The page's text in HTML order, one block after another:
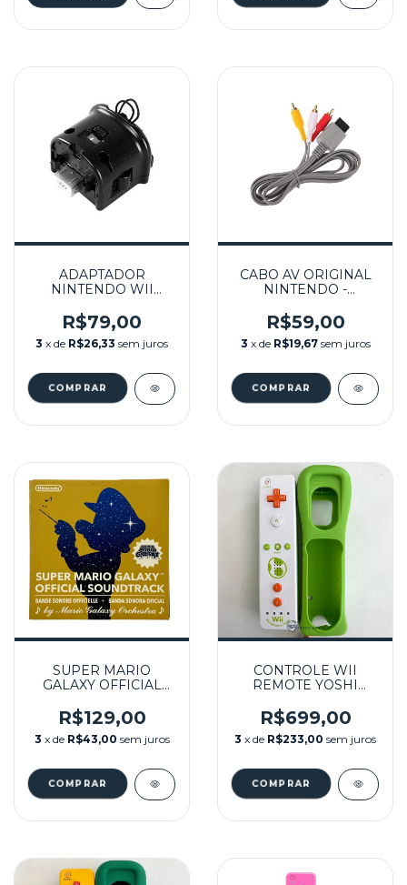
ADAPTADOR
NINTENDO WII
PRETO- NINTENDO
WII
R$79,00
3 x de R$26,33 sem juros
CABO AV ORIGINAL
NINTENDO -
R$59,00
3 x de R$19,67 sem juros
SUPER MARIO
GALAXY OFFICIAL
SEMINOVO - WII
R$129,00
3 x de R$43,00 sem juros
CONTROLE WII
REMOTE YOSHI
PLUS INSIDE
SEMINOVO - WII
R$699,00
3 x de R$233,00 sem juros